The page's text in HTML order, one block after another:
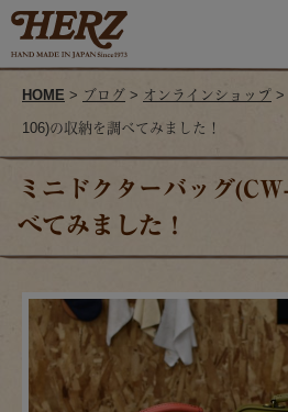
HOME > ブログ > オンラインショップ >
106)の収納を調べてみました！
ミニドクターバッグ
べてみました！